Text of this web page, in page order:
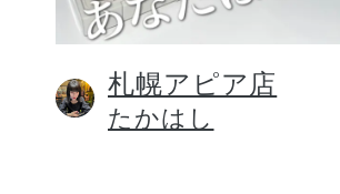
健康食
札幌アピア店
たかはし